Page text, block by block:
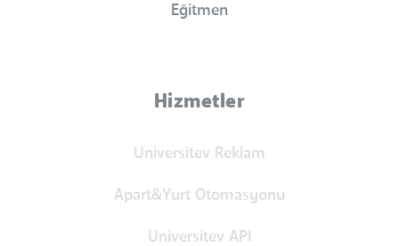
Eğitmen
Hizmetler
Universitev Reklam
Apart&Yurt Otomasyonu
Universitev API